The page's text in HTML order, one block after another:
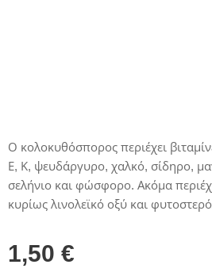
Ο κολοκυθόσπορος περιέχει
Ε, Κ, ψευδάργυρο, χαλκό, σίδηρο,
σελήνιο και φώσφορο. Ακόμα
κυρίως λινολεϊκό οξύ και
1,50 €